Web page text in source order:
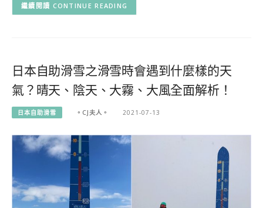
CONTINUE READING
日本自助滑雪之滑雪時會遇到什麼樣的天
氣？晴天、陰天、大霧、大風全面解析！
日本自助滑雪 。CJ夫人。 2021-07-13